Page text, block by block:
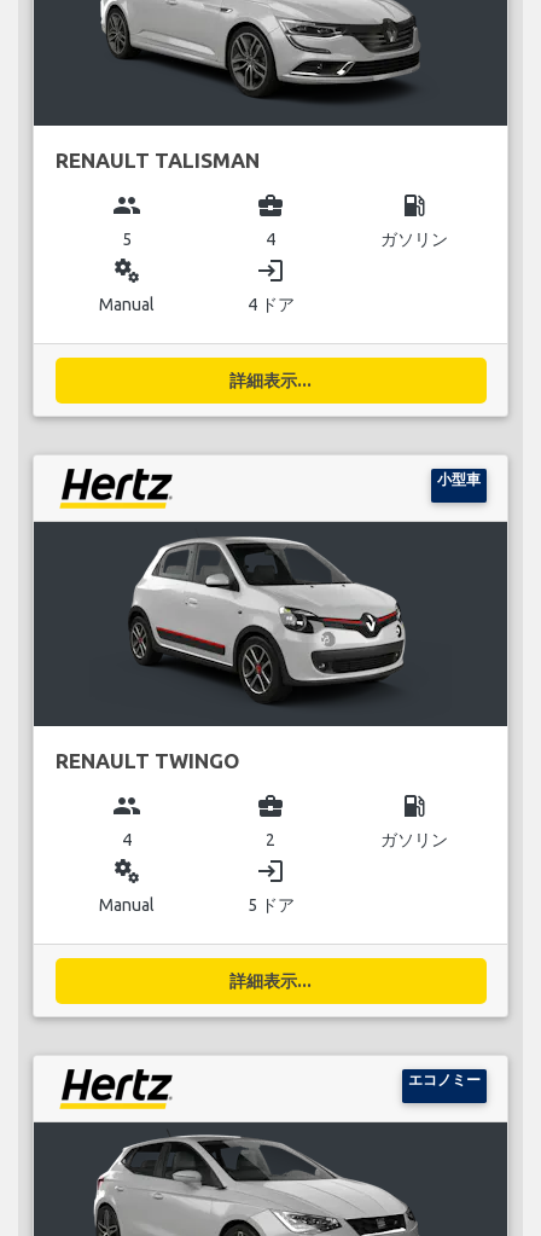
RENAULT TALISMAN
group
5
business_center
4
local_gas_station
ガソリン
miscellaneous_services
Manual
login
4 ドア
詳細表示...
小型車
RENAULT TWINGO
group
4
business_center
2
local_gas_station
ガソリン
miscellaneous_services
Manual
login
5 ドア
詳細表示...
エコノミー